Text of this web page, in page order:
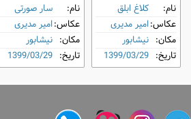
نام:
کلاغ ابلق
عکاس:امیر مدیری
مکان: نیشابور
تاریخ: 1399/03/29
نام:
سار صورتی
عکاس:امیر مدیری
مکان: نیشابور
تاریخ: 1399/03/29